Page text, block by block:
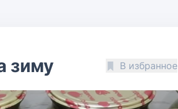
зиму В избранное